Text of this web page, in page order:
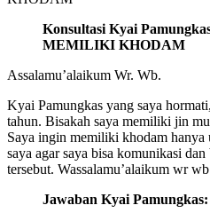
Konsultasi Kyai
MEMILIKI KHODAM
Assalamu’alaikum Wr. Wb.
Kyai Pamungkas yang saya
tahun. Bisakah saya memiliki jin
Saya ingin memiliki khodam hanya
saya agar saya bisa komunikasi
tersebut. Wassalamu’alaikum wr
Jawaban Kyai Pamungkas: